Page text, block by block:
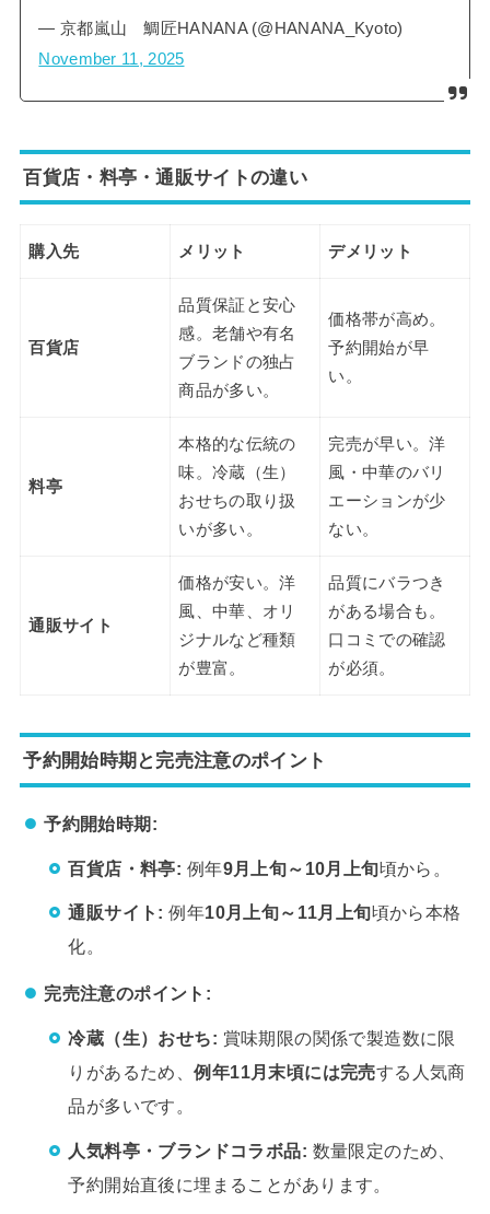
— 京都嵐山 鯛匠HANANA (@HANANA_Kyoto)
November 11, 2025
百貨店・料亭・通販サイトの違い
購入先 メリット デメリット
百貨店
品質保証と安心
感。老舗や有名
ブランドの独占
商品が多い。
価格帯が高め。
予約開始が早
い。
料亭
本格的な伝統の
味。冷蔵（生）
おせちの取り扱
いが多い。
完売が早い。洋
風・中華のバリ
エーションが少
ない。
通販サイト
価格が安い。洋
風、中華、オリ
ジナルなど種類
が豊富。
品質にバラつき
がある場合も。
口コミでの確認
が必須。
予約開始時期と完売注意のポイント
予約開始時期:
百貨店・料亭: 例年9月上旬～10月上旬頃から。
通販サイト: 例年10月上旬～11月上旬頃から本格
化。
完売注意のポイント:
冷蔵（生）おせち: 賞味期限の関係で製造数に限
りがあるため、例年11月末頃には完売する人気商
品が多いです。
人気料亭・ブランドコラボ品: 数量限定のため、
予約開始直後に埋まることがあります。